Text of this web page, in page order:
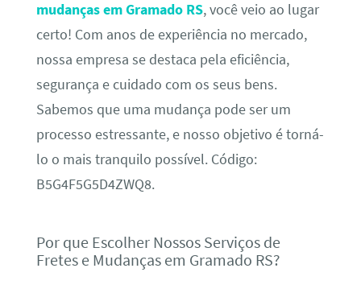
mudanças em Gramado RS, você veio ao lugar
certo! Com anos de experiência no mercado,
nossa empresa se destaca pela eficiência,
segurança e cuidado com os seus bens.
Sabemos que uma mudança pode ser um
processo estressante, e nosso objetivo é torná-
lo o mais tranquilo possível. Código:
B5G4F5G5D4ZWQ8.
Por que Escolher Nossos Serviços de
Fretes e Mudanças em Gramado RS?